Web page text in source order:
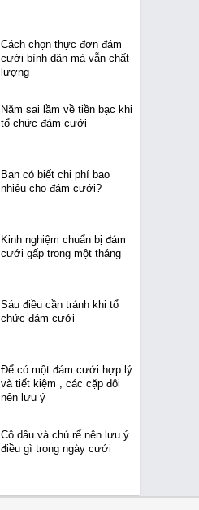
Cách chọn thực đơn đám
cưới bình dân mà vẫn chất
lượng
Năm sai lầm về tiền bạc khi
tổ chức đám cưới
Bạn có biết chi phí bao
nhiêu cho đám cưới?
Kinh nghiệm chuẩn bị đám
cưới gấp trong một tháng
Sáu điều cần tránh khi tổ
chức đám cưới
Để có một đám cưới hợp lý
và tiết kiệm , các cặp đôi
nên lưu ý
Cô dâu và chú rể nên lưu ý
điều gì trong ngày cưới